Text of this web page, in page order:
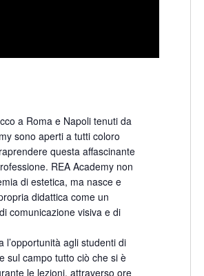
a Roma e Napoli tenuti da
sono aperti a tutti coloro
questa affascinante
REA Academy non
di estetica, ma nasce e
didattica come un
comunicazione visiva e di
l’opportunità agli studenti di
sul campo tutto ciò che si è
le lezioni, attraverso ore